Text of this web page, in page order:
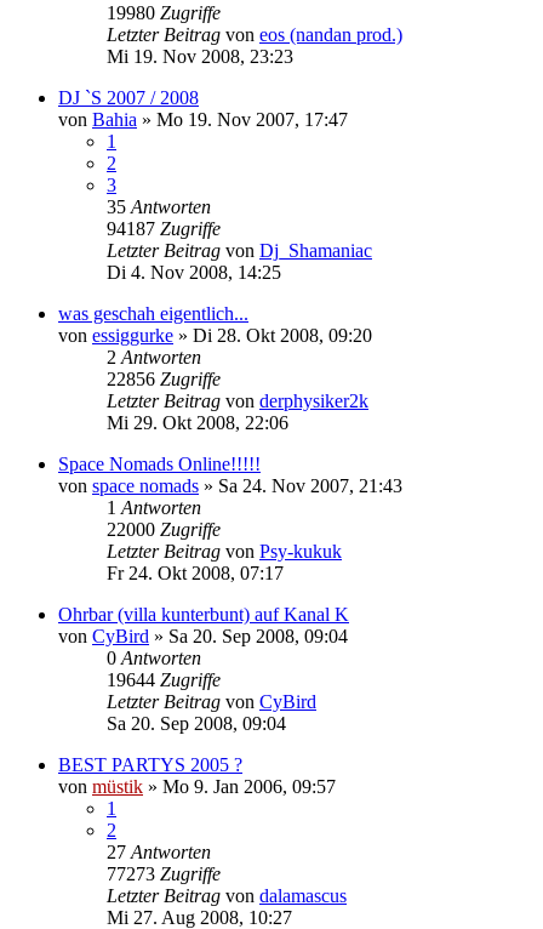
19980 Zugriffe
Letzter Beitrag von eos (nandan prod.)
Mi 19. Nov 2008, 23:23
DJ `S 2007 / 2008
von Bahia » Mo 19. Nov 2007, 17:47
1
2
3
35 Antworten
94187 Zugriffe
Letzter Beitrag von Dj_Shamaniac
Di 4. Nov 2008, 14:25
was geschah eigentlich...
von essiggurke » Di 28. Okt 2008, 09:20
2 Antworten
22856 Zugriffe
Letzter Beitrag von derphysiker2k
Mi 29. Okt 2008, 22:06
Space Nomads Online!!!!!
von space nomads » Sa 24. Nov 2007, 21:43
1 Antworten
22000 Zugriffe
Letzter Beitrag von Psy-kukuk
Fr 24. Okt 2008, 07:17
Ohrbar (villa kunterbunt) auf Kanal K
von CyBird » Sa 20. Sep 2008, 09:04
0 Antworten
19644 Zugriffe
Letzter Beitrag von CyBird
Sa 20. Sep 2008, 09:04
BEST PARTYS 2005 ?
von müstik » Mo 9. Jan 2006, 09:57
1
2
27 Antworten
77273 Zugriffe
Letzter Beitrag von dalamascus
Mi 27. Aug 2008, 10:27